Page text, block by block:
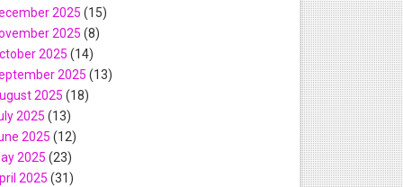
வாய்ப்பு..!
அறிவிப்பு
2025 (15)
2025 (8)
2025 (14)
2025 (13)
2025 (18)
2025 (13)
2025 (12)
2025 (23)
2025 (31)